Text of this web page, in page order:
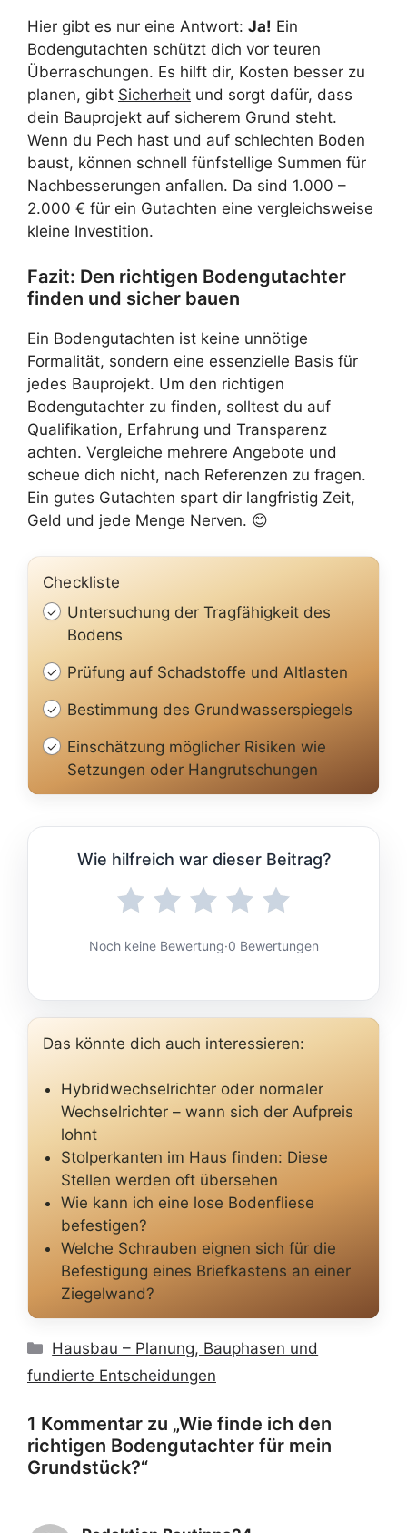
Hier gibt es nur eine Antwort: Ja! Ein
Bodengutachten schützt dich vor teuren
Überraschungen. Es hilft dir, Kosten besser zu
planen, gibt Sicherheit und sorgt dafür, dass
dein Bauprojekt auf sicherem Grund steht.
Wenn du Pech hast und auf schlechten Boden
baust, können schnell fünfstellige Summen für
Nachbesserungen anfallen. Da sind 1.000 –
2.000 € für ein Gutachten eine vergleichsweise
kleine Investition.
Fazit: Den richtigen Bodengutachter
finden und sicher bauen
Ein Bodengutachten ist keine unnötige
Formalität, sondern eine essenzielle Basis für
jedes Bauprojekt. Um den richtigen
Bodengutachter zu finden, solltest du auf
Qualifikation, Erfahrung und Transparenz
achten. Vergleiche mehrere Angebote und
scheue dich nicht, nach Referenzen zu fragen.
Ein gutes Gutachten spart dir langfristig Zeit,
Geld und jede Menge Nerven. 😊
Checkliste
Untersuchung der Tragfähigkeit des
Bodens
Prüfung auf Schadstoffe und Altlasten
Bestimmung des Grundwasserspiegels
Einschätzung möglicher Risiken wie
Setzungen oder Hangrutschungen
Wie hilfreich war dieser Beitrag?
Noch keine Bewertung·0 Bewertungen
Das könnte dich auch interessieren:
Hybridwechselrichter oder normaler
Wechselrichter – wann sich der Aufpreis
lohnt
Stolperkanten im Haus finden: Diese
Stellen werden oft übersehen
Wie kann ich eine lose Bodenfliese
befestigen?
Welche Schrauben eignen sich für die
Befestigung eines Briefkastens an einer
Ziegelwand?
Kategorien
Hausbau – Planung, Bauphasen und
fundierte Entscheidungen
1 Kommentar zu „Wie finde ich den
richtigen Bodengutachter für mein
Grundstück?“